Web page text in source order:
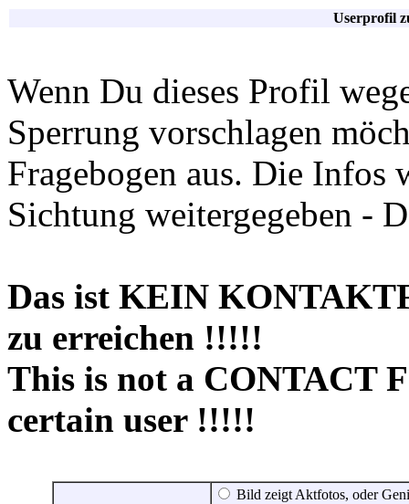
Userprofil
Wenn Du dieses Profil
Sperrung vorschlagen
Fragebogen aus. Die Infos
Sichtung weitergegeben -
Das ist KEIN
zu erreichen !!!!!
This is not a CONTACT
certain user !!!!!
Bild zeigt Aktfotos, oder